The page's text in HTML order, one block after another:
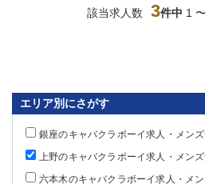
該当求人数 3件中 1
エリア別にさがす
銀座のキャバクラボーイ求人・メン
上野のキャバクラボーイ求人・メン
六本木のキャバクラボーイ求人・メ